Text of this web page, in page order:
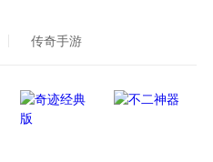
传奇手游